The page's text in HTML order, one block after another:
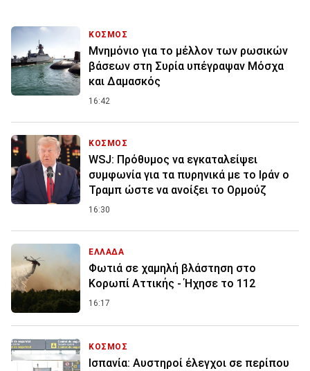
ΚΟΣΜΟΣ
Μνημόνιο για το μέλλον των ρωσικών
βάσεων στη Συρία υπέγραψαν Μόσχα
και Δαμασκός
16:42
ΚΟΣΜΟΣ
WSJ: Πρόθυμος να εγκαταλείψει
συμφωνία για τα πυρηνικά με το Ιράν ο
Τραμπ ώστε να ανοίξει το Ορμούζ
16:30
ΕΛΛΑΔΑ
Φωτιά σε χαμηλή βλάστηση στο
Κορωπί Αττικής - Ήχησε το 112
16:17
ΚΟΣΜΟΣ
Ισπανία: Aυστηροί έλεγχοι σε περίπου